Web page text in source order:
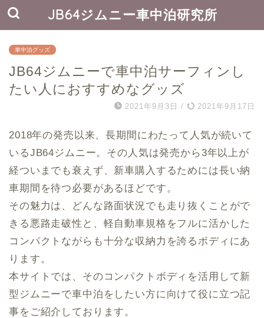
JB64ジムニー車中泊研究所
車中泊グッズ
JB64ジムニーで車中泊サーフィンし
たい人におすすめなグッズ
2021年9月3日 / 2021年9月17日
2018年の発売以来、長期間にわたって人気が続いて
いるJB64ジムニー。その人気は発売から3年以上が
経ついまでも衰えず、新車購入するためには長い納
車期間を待つ必要があるほどです。
その魅力は、どんな路面状況でも走り抜くことがで
きる悪路走破性と、軽自動車規格をフルに活かした
コンパクトながらも十分な収納力を誇るボディにあ
ります。
本サイトでは、そのコンパクトボディを活用して新
型ジムニーで車中泊をしたい方に向けて役に立つ記
事をご紹介しております。